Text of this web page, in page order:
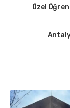
Özel